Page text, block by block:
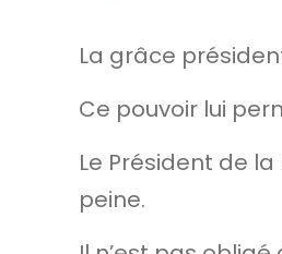
La grâce
Ce pouvoir lui
Le Président de
peine.